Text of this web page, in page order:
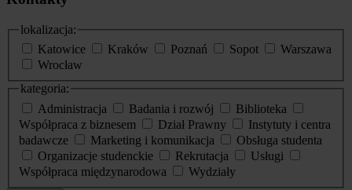
lokalizacja:
Katowice
Kraków Poznań Sopot
Warszawa
Wrocław
kategoria:
Administracja
Badania i rozwój
Biblioteka
Współpraca z biznesem
Dział Prawny
Instytuty i centra
badawcze
Marketing i komunikacja
Obsługa studenta
Organizacje studenckie
Rekrutacja
Usługi
Współpraca międzynarodowa
Wydziały